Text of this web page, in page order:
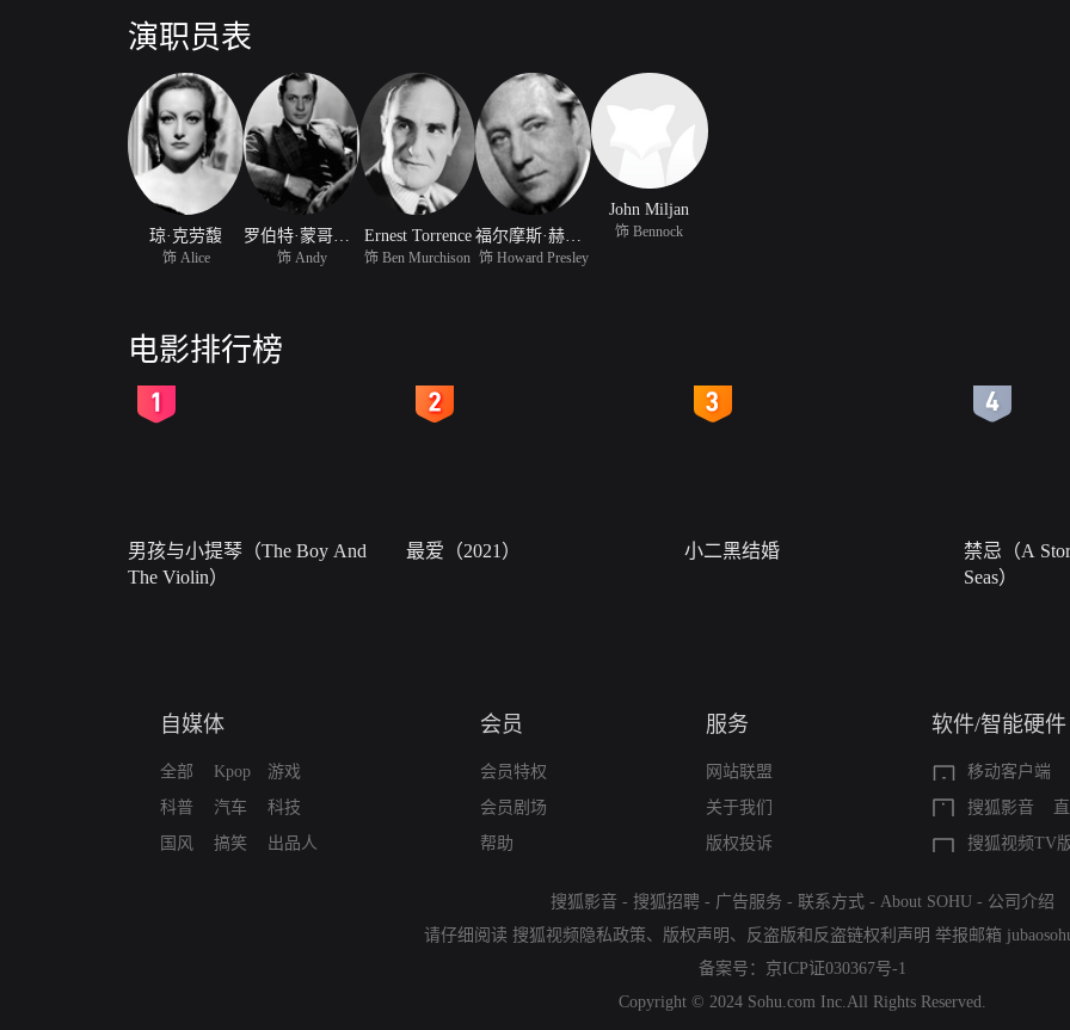
演职员表
琼·克劳馥
饰 Alice 饰 Andy
Ernest Torrence
饰 Ben Murchison 饰 Howard Presley
John Miljan
饰 Bennock
电影排行榜
男孩与小提琴（The Boy And
The Violin）
最爱（2021） 小二黑结婚
禁忌（A
Seas）
自媒体
全部
科普
国风
Kpop
汽车
搞笑
游戏
科技
出品人
会员
会员特权
会员剧场
帮助
服务
网站联盟
关于我们
版权投诉
软件/智能硬件
移动客户端
搜狐影音
搜狐视频TV
搜狐影音 - 搜狐招聘 - 广告服务 - 联系方式 - About SOHU - 公司介绍
请仔细阅读 搜狐视频隐私政策、 版权声明 、 反盗版和反盗链权利声明 举报邮箱
备案号： 京ICP证030367号-1
Copyright © 2024 Sohu.com Inc.All Rights Reserved.